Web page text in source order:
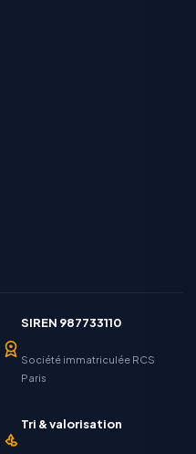
SIREN 987733110
Société immatriculée RCS
Paris
Tri & valorisation